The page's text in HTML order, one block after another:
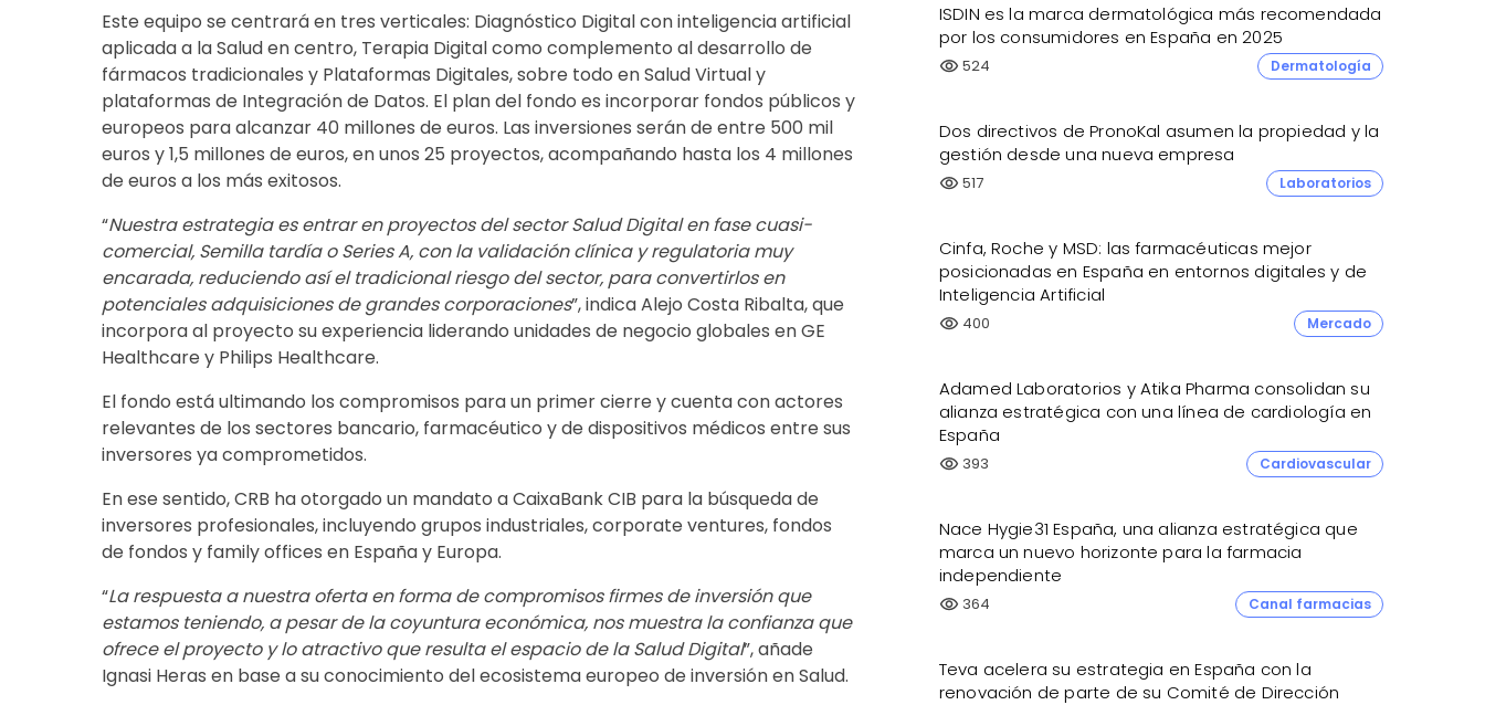
Este equipo se centrará en tres verticales: Diagnóstico Digital con inteligencia artificial
aplicada a la Salud en centro, Terapia Digital como complemento al desarrollo de
fármacos tradicionales y Plataformas Digitales, sobre todo en Salud Virtual y
plataformas de Integración de Datos. El plan del fondo es incorporar fondos públicos y
europeos para alcanzar 40 millones de euros. Las inversiones serán de entre 500 mil
euros y 1,5 millones de euros, en unos 25 proyectos, acompañando hasta los 4 millones
de euros a los más exitosos.
“Nuestra estrategia es entrar en proyectos del sector Salud Digital en fase cuasi-
comercial, Semilla tardía o Series A, con la validación clínica y regulatoria muy
encarada, reduciendo así el tradicional riesgo del sector, para convertirlos en
potenciales adquisiciones de grandes corporaciones”, indica Alejo Costa Ribalta, que
incorpora al proyecto su experiencia liderando unidades de negocio globales en GE
Healthcare y Philips Healthcare.
El fondo está ultimando los compromisos para un primer cierre y cuenta con actores
relevantes de los sectores bancario, farmacéutico y de dispositivos médicos entre sus
inversores ya comprometidos.
En ese sentido, CRB ha otorgado un mandato a CaixaBank CIB para la búsqueda de
inversores profesionales, incluyendo grupos industriales, corporate ventures, fondos
de fondos y family offices en España y Europa.
“La respuesta a nuestra oferta en forma de compromisos firmes de inversión que
estamos teniendo, a pesar de la coyuntura económica, nos muestra la confianza que
ofrece el proyecto y lo atractivo que resulta el espacio de la Salud Digital”, añade
Ignasi Heras en base a su conocimiento del ecosistema europeo de inversión en Salud.
ISDIN es la marca dermatológica más recomendada
por los consumidores en España en 2025
visibility 524 Dermatología
Dos directivos de PronoKal asumen la propiedad y la
gestión desde una nueva empresa
visibility 517 Laboratorios
Cinfa, Roche y MSD: las farmacéuticas mejor
posicionadas en España en entornos digitales y de
Inteligencia Artificial
visibility 400 Mercado
Adamed Laboratorios y Atika Pharma consolidan su
alianza estratégica con una línea de cardiología en
España
visibility 393 Cardiovascular
Nace Hygie31 España, una alianza estratégica que
marca un nuevo horizonte para la farmacia
independiente
visibility 364 Canal farmacias
Teva acelera su estrategia en España con la
renovación de parte de su Comité de Dirección